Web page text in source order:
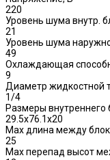
220
Уровень шума внутр.
21
Уровень шума
49
Охлаждающая
9
Диаметр жидкостной
1/4
Размеры
29.5х76.1х20
Max длина между
25
Max перепад высот